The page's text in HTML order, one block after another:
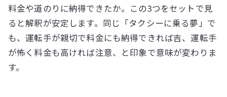
料金や道のりに納得できたか。この3つをセットで見
ると解釈が安定します。同じ「タクシーに乗る夢」で
も、運転手が親切で料金にも納得できれば吉、運転手
が怖く料金も高ければ注意、と印象で意味が変わりま
す。